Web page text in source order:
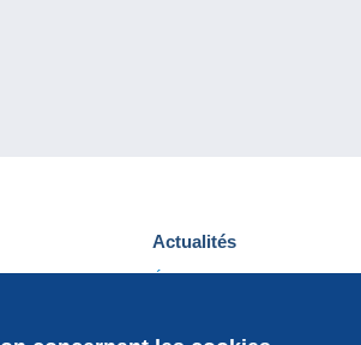
Actualités
Événements Delcampe